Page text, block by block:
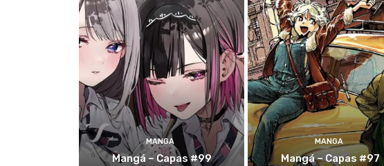
MANGA
Mangá – Capas #99
MANGA
Mangá – Capas #97